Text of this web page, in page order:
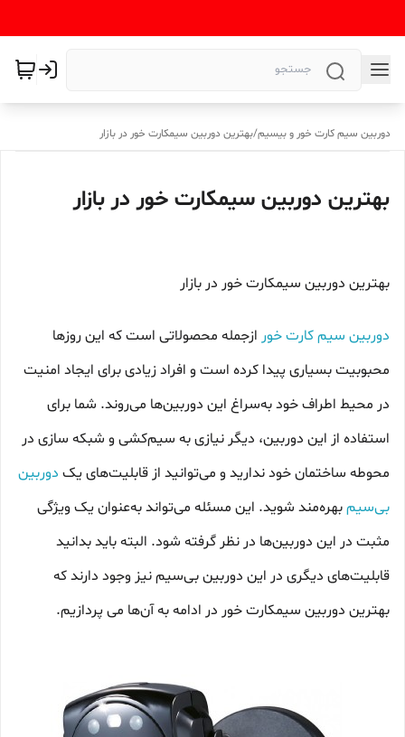
دوربین سیم کارت خور و بیسیم/بهترین دوربین سیمکارت خور در بازار
بهترین دوربین سیمکارت خور در بازار
بهترین دوربین سیمکارت خور در بازار
دوربین سیم کارت خور ازجمله محصولاتی است که این روزها
محبوبیت بسیاری پیدا کرده است و افراد زیادی برای ایجاد امنیت
در محیط اطراف خود به‌سراغ این دوربین‌ها می‌روند. شما برای
استفاده از این دوربین، دیگر نیازی به سیم‌کشی و شبکه‌ سازی در
محوطه ساختمان خود ندارید و می‌توانید از قابلیت‌های یک دوربین
بی‌سیمبهره‌مند شوید. این مسئله می‌تواند به‌عنوان یک ویژگی
مثبت در این دوربین‌ها در نظر گرفته شود. البته باید بدانید
قابلیت‌های دیگری در این دوربین بی‌سیم نیز وجود دارند که
بهترین دوربین سیمکارت خور در ادامه به آن‌ها می‌ پردازیم.